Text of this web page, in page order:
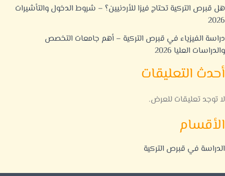
هل قبرص التركية تحتاج فيزا للأردنيين؟ – شروط الدخول والتأشيرات
2026
دراسة الفيزياء في قبرص التركية – أهم جامعات التخصص
والدراسات العليا 2026
أحدث التعليقات
لا توجد تعليقات للعرض.
الأقسام
الدراسة في قبرص التركية